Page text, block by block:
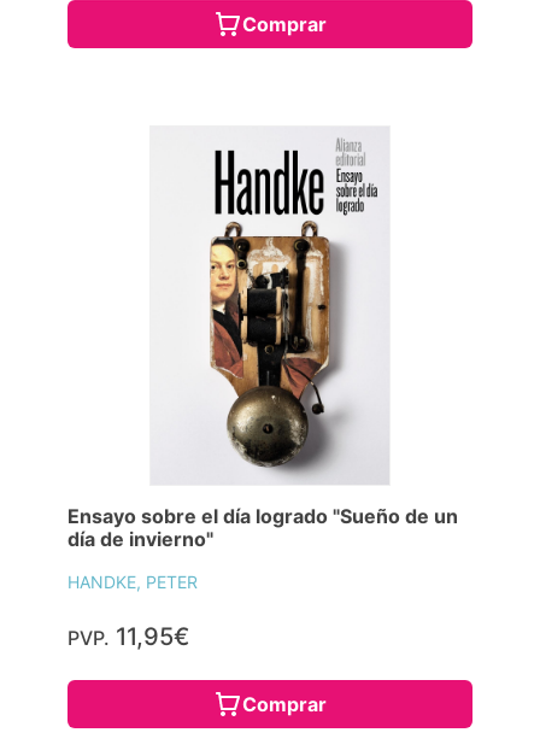
Comprar
Ensayo sobre el día logrado "Sueño de un
día de invierno"
HANDKE, PETER
PVP. 11,95€
Comprar